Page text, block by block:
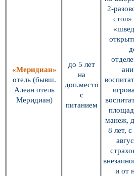
«Меридиан»
отель (бывш.
Алеан отель
Меридиан)
до 5 лет
на
доп.место
с
питанием
2-
стол»
манеж,
8 лет,
и от